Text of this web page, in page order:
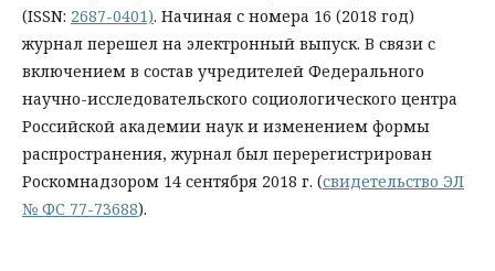
(ISSN: 2687-0401). Начиная с номера 16 (2018 год)
журнал перешел на электронный выпуск. В связи с
включением в состав учредителей Федерального
научно-исследовательского социологического центра
Российской академии наук и изменением формы
распространения, журнал был перерегистрирован
Роскомнадзором 14 сентября 2018 г. (свидетельство ЭЛ
№ ФС 77-73688).